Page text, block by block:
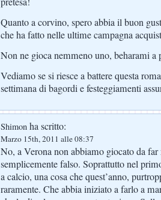
Quanto a corvino, spero abbia il buon
che ha fatto nelle ultime campagna
Non ne gioca nemmeno uno, beharami a
Vediamo se si riesce a battere questa
settimana di bagordi e festeggiamenti
Shimon ha scritto:
Marzo 15th, 2011 alle 08:37
No, a Verona non abbiamo giocato da far
semplicemente falso. Soprattutto nel
a calcio, una cosa che quest’anno,
raramente. Che abbia iniziato a farlo a